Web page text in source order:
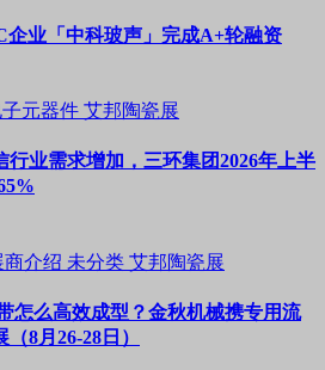
业「中科玻声」完成A+轮融资
子元器件 艾邦陶瓷展
行业需求增加，三环集团2026年上半
商介绍 未分类 艾邦陶瓷展
怎么高效成型？金秋机械携专用流
8月26-28日）